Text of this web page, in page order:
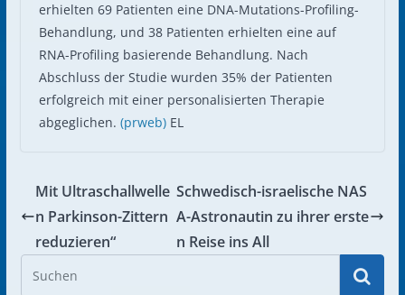
erhielten 69 Patienten eine DNA-Mutations-Profiling-
Behandlung, und 38 Patienten erhielten eine auf
RNA-Profiling basierende Behandlung. Nach
Abschluss der Studie wurden 35% der Patienten
erfolgreich mit einer personalisierten Therapie
abgeglichen. (prweb) EL
Mit Ultraschallwelle
n Parkinson-Zittern
reduzieren“
Schwedisch-israelische NAS
A-Astronautin zu ihrer erste
n Reise ins All